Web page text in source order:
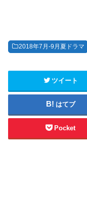
2018年7月-9月夏ドラマ
ツイート
はてブ
Pocket